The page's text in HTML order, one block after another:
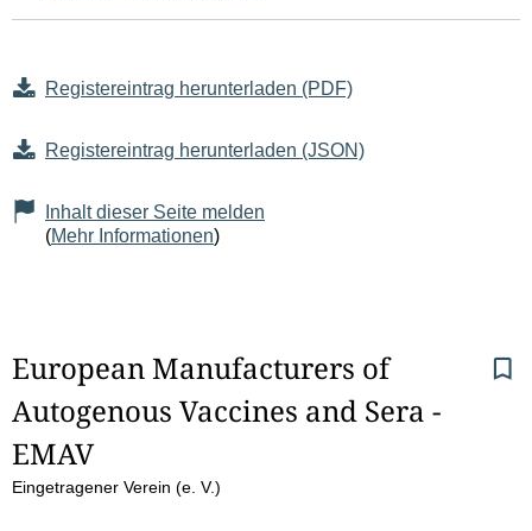
Registereintrag herunterladen (PDF)
Registereintrag herunterladen (JSON)
Inhalt dieser Seite melden
(Mehr Informationen)
S
e
i
European Manufacturers of
Autogenous Vaccines and Sera -
EMAV
Eingetragener Verein (e. V.)